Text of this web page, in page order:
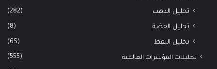
تحليل الذهب (282)
تحليل الفضة (8)
تحليل النفط (65)
تحليلات المؤشرات العالمية (555)